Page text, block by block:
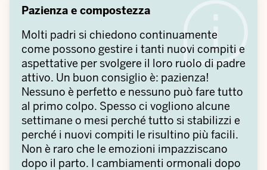
Pazienza e compostezza
Molti padri si chiedono continuamente
come possono gestire i tanti nuovi compiti e
aspettative per svolgere il loro ruolo di padre
attivo. Un buon consiglio è: pazienza!
Nessuno è perfetto e nessuno può fare tutto
al primo colpo. Spesso ci vogliono alcune
settimane o mesi perché tutto si stabilizzi e
perché i nuovi compiti le risultino più facili.
Non è raro che le emozioni impazziscano
dopo il parto. I cambiamenti ormonali dopo